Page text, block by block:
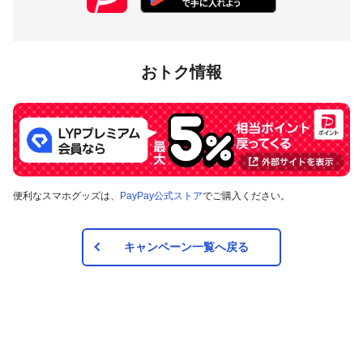
おトク情報
便利なスマホグッズは、 PayPay公式ストアでご購入ください。
キャンペーン一覧へ戻る